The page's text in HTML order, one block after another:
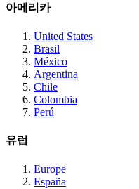
아메리카
United States
Brasil
México
Argentina
Chile
Colombia
Perú
유럽
Europe
España